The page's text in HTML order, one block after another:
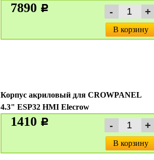
7890 c
В корзину
Корпус акриловый для CROWPANEL
4.3" ESP32 HMI Elecrow
1410 c
В корзину